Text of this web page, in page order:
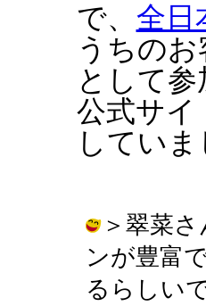
で、 全日
うちの
として
公式サイ
してい
＞翠菜
ンが豊富
るらしい